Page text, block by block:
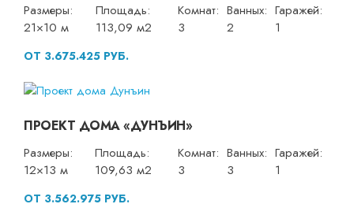
Размеры:
21×10 м
Площадь:
113,09 м2
Комнат:
3
Ванных:
2
Гаражей:
1
ОТ 3.675.425 РУБ.
ПРОЕКТ ДОМА «ДУНЪИН»
Размеры:
12×13 м
Площадь:
109,63 м2
Комнат:
3
Ванных:
3
Гаражей:
1
ОТ 3.562.975 РУБ.